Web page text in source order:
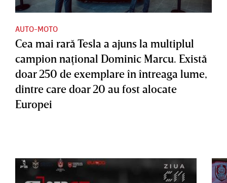
AUTO-MOTO
Cea mai rară Tesla a ajuns la multiplul
campion naţional Dominic Marcu. Există
doar 250 de exemplare în întreaga lume,
dintre care doar 20 au fost alocate
Europei